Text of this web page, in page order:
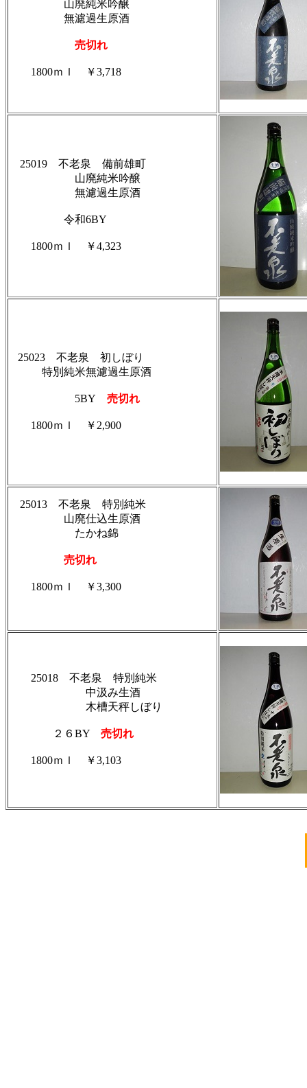
山廃純米吟醸
無濾過生原酒
売切れ
1800ｍｌ ￥3,718
25019 不老泉 備前雄町
山廃純米吟醸
無濾過生原酒
令和6BY
1800ｍｌ ￥4,323
25023 不老泉 初しぼり
特別純米無濾過生原酒
5BY 売切れ
1800ｍｌ ￥2,900
25013 不老泉 特別純米
山廃仕込生原酒
たかね錦
売切れ
1800ｍｌ ￥3,300
25018 不老泉 特別純米
中汲み生酒
木槽天秤しぼり
２６BY 売切れ
1800ｍｌ ￥3,103